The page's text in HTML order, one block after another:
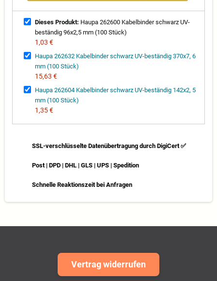
Dieses Produkt: Haupa 262600 Kabelbinder schwarz UV-
beständig 96x2,5 mm (100 Stück)
1,03 €
Haupa 262632 Kabelbinder schwarz UV-beständig 370x7, 6
mm (100 Stück)
15,63 €
Haupa 262604 Kabelbinder schwarz UV-beständig 142x2, 5
mm (100 Stück)
1,35 €
SSL-verschlüsselte Datenübertragung durch DigiCert ✅
Post | DPD | DHL | GLS | UPS | Spedition
Schnelle Reaktionszeit bei Anfragen
Vertrag widerrufen